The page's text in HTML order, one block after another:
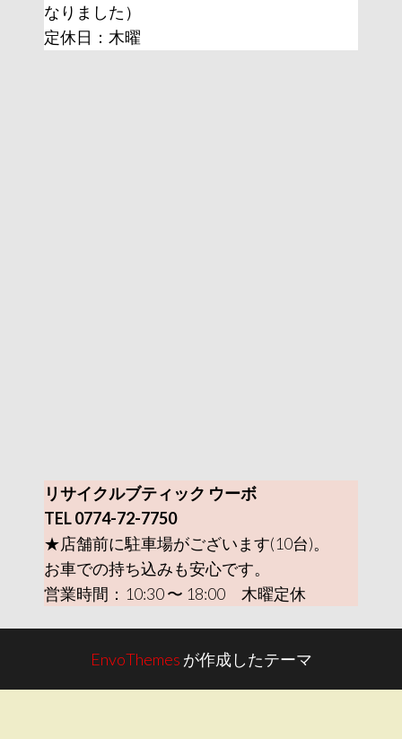
なりました）
定休日：木曜
リサイクルブティック ウーボ
TEL 0774-72-7750
★店舗前に駐車場がございます(10台)。
お車での持ち込みも安心です。
営業時間：10:30 〜 18:00 木曜定休
EnvoThemes が作成したテーマ